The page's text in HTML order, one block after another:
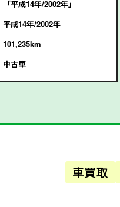
「平成14年/2002年」
平成14年/2002年
101,235km
中古車
車買取